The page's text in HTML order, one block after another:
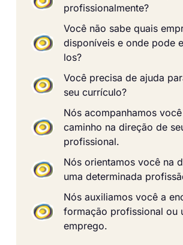
profissionalmente?
Você não sabe quais
disponíveis e onde pode
los?
Você precisa de ajuda
seu currículo?
Nós acompanhamos
caminho na direção de
profissional.
Nós orientamos você na
uma determinada
Nós auxiliamos você a
formação profissional ou
emprego.